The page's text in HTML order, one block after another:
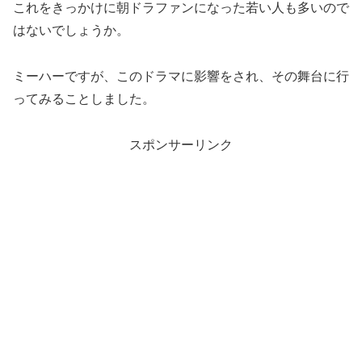
これをきっかけに朝ドラファンになった若い人も多いので
はないでしょうか。
ミーハーですが、このドラマに影響をされ、その舞台に行
ってみることしました。
スポンサーリンク